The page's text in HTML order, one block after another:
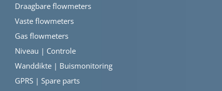
Draagbare flowmeters
Vaste flowmeters
Gas flowmeters
Niveau | Controle
Wanddikte | Buismonitoring
GPRS | Spare parts